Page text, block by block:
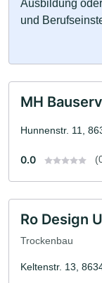
Ausbildung
und
MH
Hunnenstr. 11,
0.0
Ro Design
Trockenbau
Keltenstr. 13,